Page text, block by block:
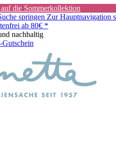
die Sommerkollektion
springen Zur Hauptnavigation
ab 80€ *
nachhaltig
Gutschein